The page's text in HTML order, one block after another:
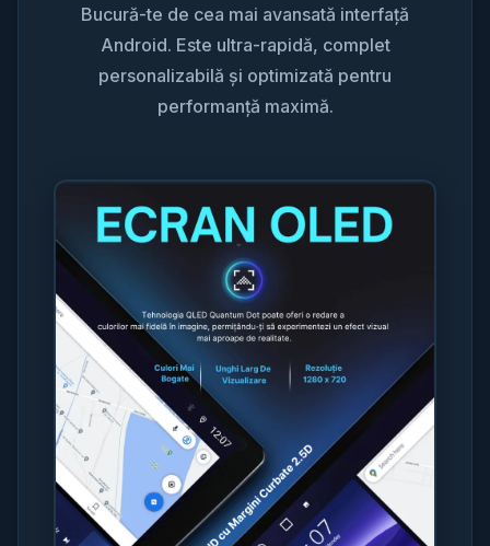
Bucură-te de cea mai avansată interfață
Android. Este ultra-rapidă, complet
personalizabilă și optimizată pentru
performanță maximă.